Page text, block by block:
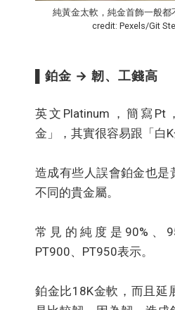
純黃金太軟，純金首飾一般都
credit: Pexels/Git
▌鉑金 → 韌、工錢高
英文Platinum，簡寫Pt
金」，其實很容易跟「白K
造成有些人誤會鉑金也是
不同的貴金屬。
常見的純度是90%、
PT900、PT950表示。
鉑金比18K金軟，而且延